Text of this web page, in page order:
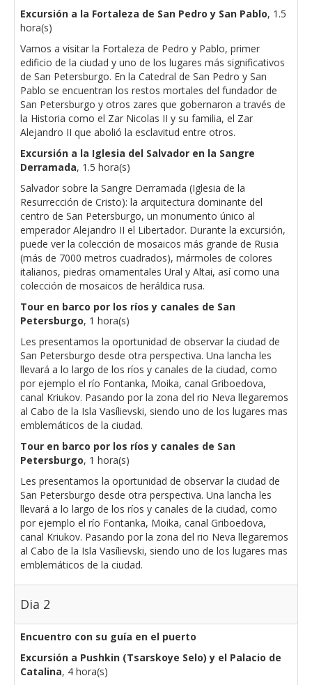
Excursión a la Fortaleza de San Pedro y San Pablo, 1.5
hora(s)
Vamos a visitar la Fortaleza de Pedro y Pablo, primer
edificio de la ciudad y uno de los lugares más significativos
de San Petersburgo. En la Catedral de San Pedro y San
Pablo se encuentran los restos mortales del fundador de
San Petersburgo y otros zares que gobernaron a través de
la Historia como el Zar Nicolas II y su familia, el Zar
Alejandro II que abolió la esclavitud entre otros.
Excursión a la Iglesia del Salvador en la Sangre
Derramada, 1.5 hora(s)
Salvador sobre la Sangre Derramada (Iglesia de la
Resurrección de Cristo): la arquitectura dominante del
centro de San Petersburgo, un monumento único al
emperador Alejandro II el Libertador. Durante la excursión,
puede ver la colección de mosaicos más grande de Rusia
(más de 7000 metros cuadrados), mármoles de colores
italianos, piedras ornamentales Ural y Altai, así como una
colección de mosaicos de heráldica rusa.
Tour en barco por los ríos y canales de San
Petersburgo, 1 hora(s)
Les presentamos la oportunidad de observar la ciudad de
San Petersburgo desde otra perspectiva. Una lancha les
llevará a lo largo de los ríos y canales de la ciudad, como
por ejemplo el río Fontanka, Moika, canal Griboedova,
canal Kriukov. Pasando por la zona del rio Neva llegaremos
al Cabo de la Isla Vasílievski, siendo uno de los lugares mas
emblemáticos de la ciudad.
Tour en barco por los ríos y canales de San
Petersburgo, 1 hora(s)
Les presentamos la oportunidad de observar la ciudad de
San Petersburgo desde otra perspectiva. Una lancha les
llevará a lo largo de los ríos y canales de la ciudad, como
por ejemplo el río Fontanka, Moika, canal Griboedova,
canal Kriukov. Pasando por la zona del rio Neva llegaremos
al Cabo de la Isla Vasílievski, siendo uno de los lugares mas
emblemáticos de la ciudad.
Dia 2
Encuentro con su guía en el puerto
Excursión a Pushkin (Tsarskoye Selo) y el Palacio de
Catalina, 4 hora(s)